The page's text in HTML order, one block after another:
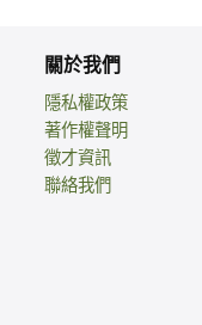
關於我們
隱私權政策
著作權聲明
徵才資訊
聯絡我們